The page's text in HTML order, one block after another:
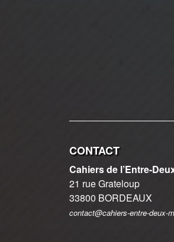
CONTACT
Cahiers de l’Entre-
21 rue Grateloup
33800 BORDEAUX
contact@cahiers-entre-deux-